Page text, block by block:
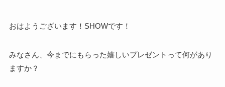
おはようございます！SHOWです！
みなさん、今までにもらった嬉しいプレゼントって何があり
ますか？